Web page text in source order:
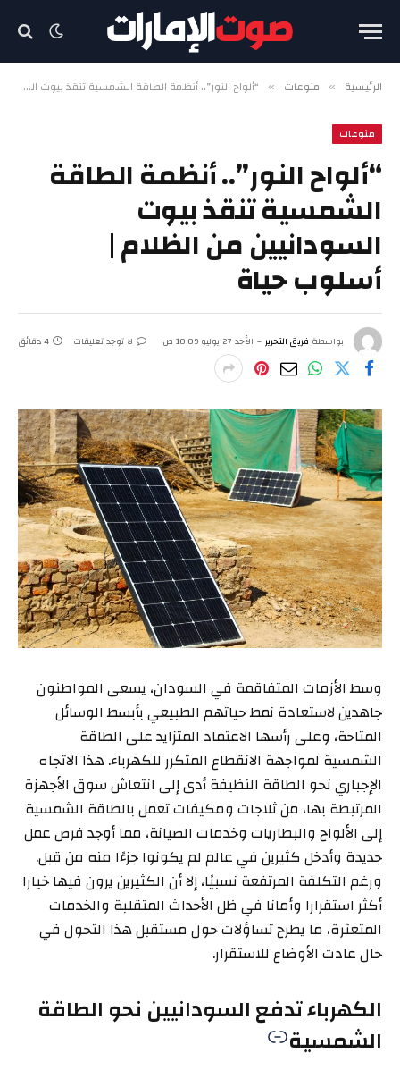
الرئيسية » منوعات » “ألواح النور”.. أنظمة الطاقة الشمسية تنقذ بيوت السودانيين من الظلام | أسلوب حياة
منوعات
“ألواح النور”.. أنظمة الطاقة
الشمسية تنقذ بيوت
السودانيين من الظلام |
أسلوب حياة
بواسطة فريق التحرير الأحد 27 يوليو 10:09 ص لا توجد تعليقات 4 دقائق
وسط الأزمات المتفاقمة في السودان، يسعى المواطنون
جاهدين لاستعادة نمط حياتهم الطبيعي بأبسط الوسائل
المتاحة، وعلى رأسها الاعتماد المتزايد على الطاقة
الشمسية لمواجهة الانقطاع المتكرر للكهرباء. هذا الاتجاه
الإجباري نحو الطاقة النظيفة أدى إلى انتعاش سوق الأجهزة
المرتبطة بها، من ثلاجات ومكيفات تعمل بالطاقة الشمسية
إلى الألواح والبطاريات وخدمات الصيانة، مما أوجد فرص عمل
جديدة وأدخل كثيرين في عالم لم يكونوا جزءًا منه من قبل.
ورغم التكلفة المرتفعة نسبيًا، إلا أن الكثيرين يرون فيها خيارا
أكثر استقرارا وأمانا في ظل الأحداث المتقلبة والخدمات
المتعثرة، ما يطرح تساؤلات حول مستقبل هذا التحول في
حال عادت الأوضاع للاستقرار.
الكهرباء تدفع السودانيين نحو الطاقة
الشمسية